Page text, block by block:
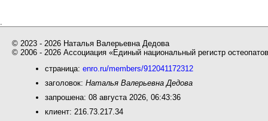
.
© 2023 - 2026 Наталья Валерьевна Дедова
© 2006 - 2026 Ассоциация «Единый национальный регистр
страница: enro.ru/members/912041172312
заголовок: Наталья Валерьевна Дедова
запрошена: 08 августа 2026, 06:43:36
клиент: 216.73.217.34